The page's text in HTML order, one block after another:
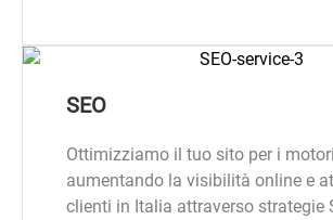
SEO
Ottimizziamo il tuo sito per i
aumentando la visibilità online e
clienti in Italia attraverso strategie